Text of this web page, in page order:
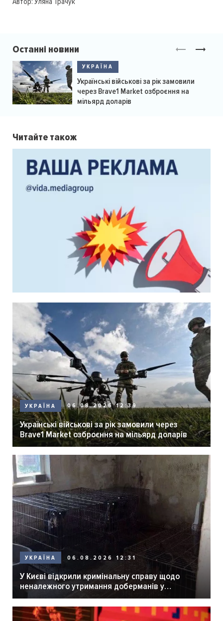
Останні новини
УКРАЇНА
Українські військові за рік замовили
через Brave1 Market озброєння на
мільярд доларів
Читайте також
УКРАЇНА 06.08.2026 12:39
Українські військові за рік замовили через
Brave1 Market озброєння на мільярд доларів
УКРАЇНА 06.08.2026 12:31
У Києві відкрили кримінальну справу щодо
неналежного утримання доберманів у
розпліднику